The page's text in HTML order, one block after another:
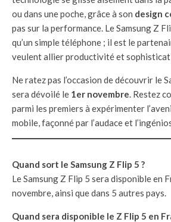
ou dans une poche, grâce à son design
pas sur la performance. Le Samsung Z
qu’un simple téléphone ; il est le
veulent allier productivité et
Ne ratez pas l’occasion de découvrir le
sera dévoilé le 1er novembre. Restez
parmi les premiers à expérimenter
mobile, façonné par l’audace et
Quand sort le Samsung Z Flip 5 ?
Le Samsung Z Flip 5 sera disponible en
novembre, ainsi que dans 5 autres pays.
Quand sera disponible le Z Flip 5 en